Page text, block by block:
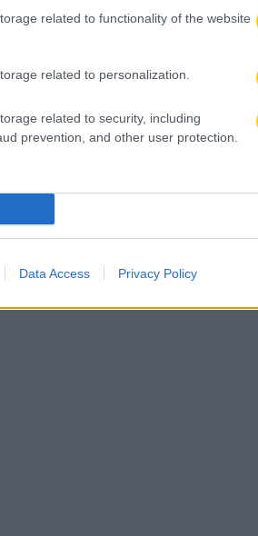
related to functionality of the website
related to personalization.
related to security, including
prevention, and other user protection.
Data Access Privacy Policy
καταφέρνοντας να επικρατήσουν
αναμέτρηση με ένταση και υψηλό βαθμό
θέλοντας να αντιδράσει μετά την